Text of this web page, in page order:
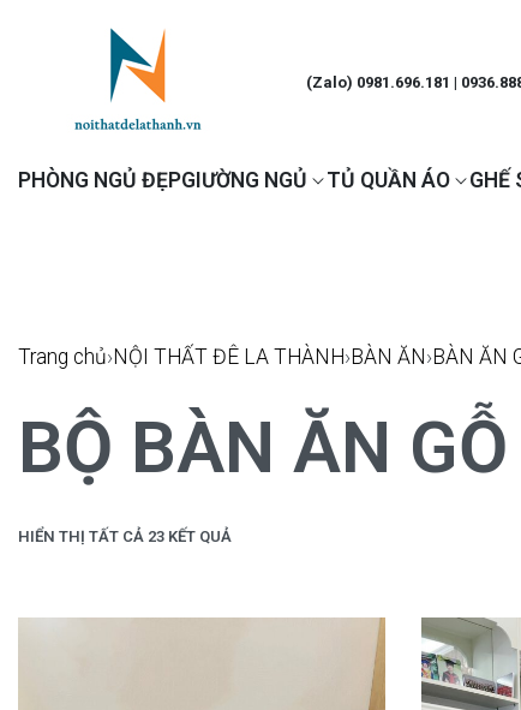
(Zalo) 0981.696.181 |
PHÒNG NGỦ ĐẸPGIƯỜNG NGỦ TỦ QUẦN ÁO GHẾ
Trang chủ›NỘI THẤT ĐÊ LA THÀNH›BÀN ĂN›BÀN ĂN
BỘ BÀN ĂN
HIỂN THỊ TẤT CẢ 23 KẾT QUẢ